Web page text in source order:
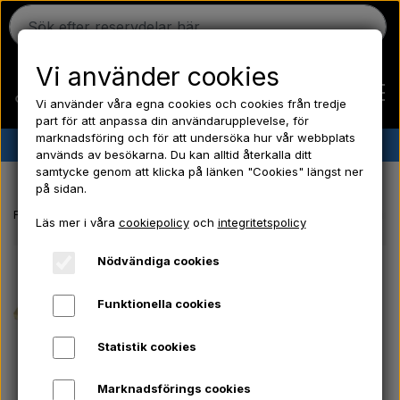
Hem
Massey Ferguson
Fordson
✔︎ Danskt lager ✔︎ Snabb leverans ✔︎ Låga priser
Framsida El-delar/ Kemi/ Frostpluggar/ Verktyg/ Glödlampa/
Vi använder cookies
Vi använder våra egna cookies och cookies från tredje
part för att anpassa din användarupplevelse, för
marknadsföring och för att undersöka hur vår webbplats
används av besökarna. Du kan alltid återkalla ditt
samtycke genom att klicka på länken "Cookies" längst ner
på sidan.
Läs mer i våra cookiepolicyoch integritetspolicy
Nödvändiga cookies
Funktionella cookies
Statistik cookies
Marknadsförings cookies